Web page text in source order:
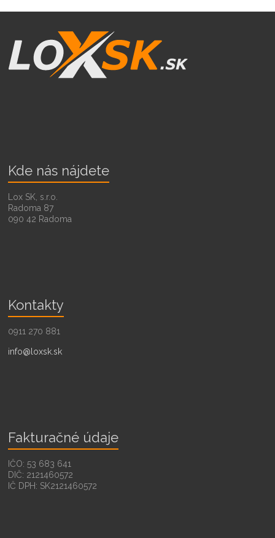
Kde nás nájdete
Lox SK, s.r.o.
Radoma 87
090 42 Radoma
Kontakty
0911 270 881
info@loxsk.sk
Fakturačné údaje
IČO: 53 683 641
DIČ: 2121460572
IČ DPH: SK2121460572